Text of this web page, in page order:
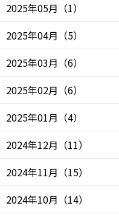
2025年05月 （1）
2025年04月 （5）
2025年03月 （6）
2025年02月 （6）
2025年01月 （4）
2024年12月 （11）
2024年11月 （15）
2024年10月 （14）